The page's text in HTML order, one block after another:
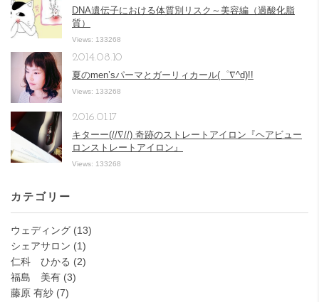
DNA遺伝子における体質別リスク～美容編（過酸化脂
質）
Views: 133268
夏のmen’sパーマとガーリィカール(゜∇^d)!!
2014.08.10
Views: 133268
キターー(//∇//) 奇跡のストレートアイロン『ヘアビュー
ロンストレートアイロン』
2016.01.17
Views: 133268
カテゴリー
ウェディング (13)
シェアサロン (1)
仁科 ひかる (2)
福島 美有 (3)
藤原 有紗 (7)